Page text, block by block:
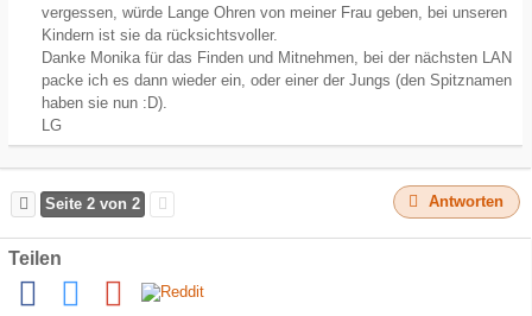
vergessen, würde Lange Ohren von meiner Frau geben, bei unseren
Kindern ist sie da rücksichtsvoller.
Danke Monika für das Finden und Mitnehmen, bei der nächsten LAN
packe ich es dann wieder ein, oder einer der Jungs (den Spitznamen
haben sie nun :D).
LG
Seite 2 von 2 Antworten
Teilen